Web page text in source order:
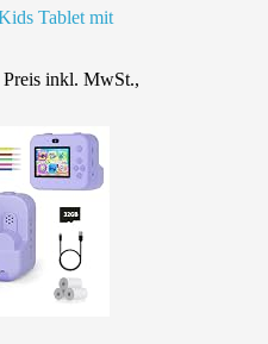
Tablet mit
Preis inkl. MwSt.,